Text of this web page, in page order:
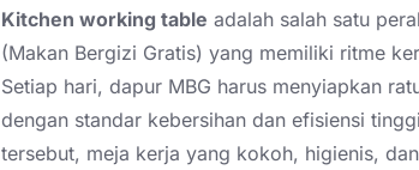
Kitchen working table adalah salah satu
(Makan Bergizi Gratis) yang memiliki ritme
Setiap hari, dapur MBG harus menyiapkan
dengan standar kebersihan dan efisiensi
tersebut, meja kerja yang kokoh, higienis,